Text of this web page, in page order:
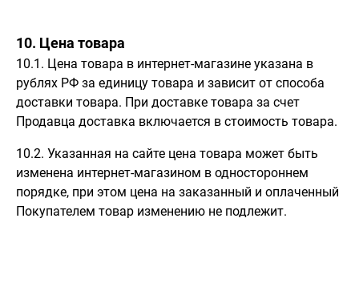
10. Цена товара
10.1. Цена товара в интернет-магазине указана в
рублях РФ за единицу товара и зависит от способа
доставки товара. При доставке товара за счет
Продавца доставка включается в стоимость товара.
10.2. Указанная на сайте цена товара может быть
изменена интернет-магазином в одностороннем
порядке, при этом цена на заказанный и оплаченный
Покупателем товар изменению не подлежит.